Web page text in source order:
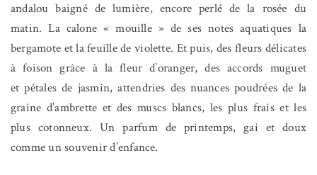
andalou baigné de lumière, encore perlé de la rosée du
matin. La calone « mouille » de ses notes aquatiques la
bergamote et la feuille de violette. Et puis, des fleurs délicates
à foison grâce à la fleur d’oranger, des accords muguet
et pétales de jasmin, attendries des nuances poudrées de la
graine d’ambrette et des muscs blancs, les plus frais et les
plus cotonneux. Un parfum de printemps, gai et doux
comme un souvenir d’enfance.